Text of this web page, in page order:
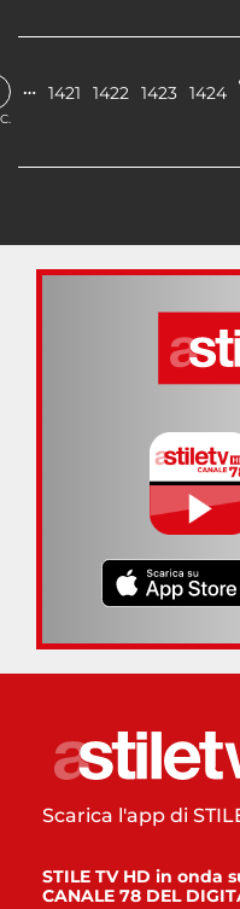
… 1421 1422 1423 1424
Scarica l'app di
STILE TV HD in onda
CANALE 78 DEL